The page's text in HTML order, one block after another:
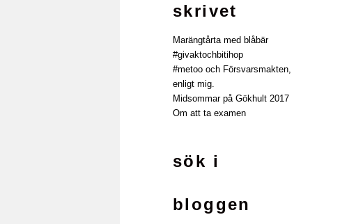
skrivet
Marängtårta med blåbär
#givaktochbitihop
#metoo och Försvarsmakten,
enligt mig.
Midsommar på Gökhult 2017
Om att ta examen
sök i
bloggen